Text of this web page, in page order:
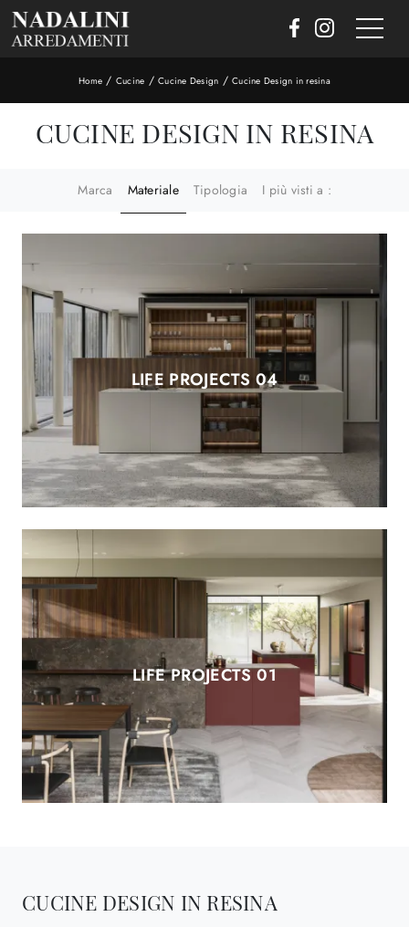
Home / Cucine /Cucine Design /Cucine Design in resina
CUCINE DESIGN IN RESINA
Marca Materiale Tipologia I più visti a :
LIFE PROJECTS 04
LIFE PROJECTS 01
CUCINE DESIGN IN RESINA